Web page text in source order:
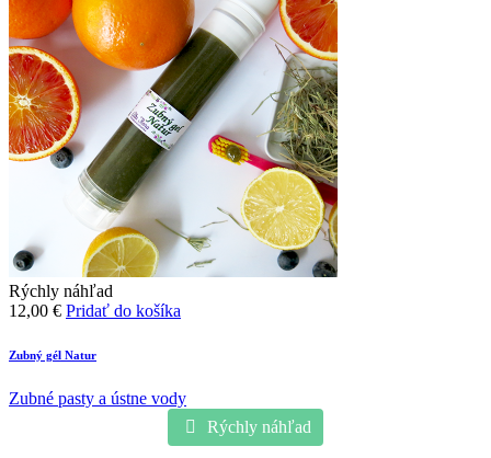
Rýchly náhľad
12,00 € Pridať do košíka
Zubný gél Natur
Zubné pasty a ústne vody
Rýchly náhľad